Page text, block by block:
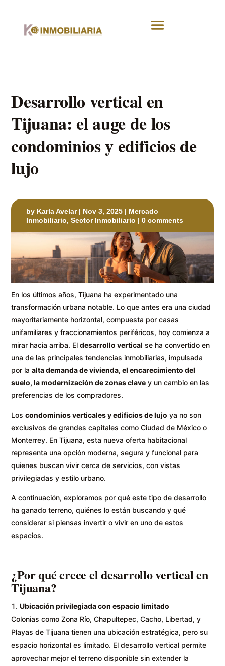
Desarrollo vertical en
Tijuana: el auge de los
condominios y edificios de
lujo
by Karla Avelar| Nov 3, 2025 | Mercado
Inmobiliario,Sector Inmobiliario |0 comments
En los últimos años, Tijuana ha experimentado una
transformación urbana notable. Lo que antes era una ciudad
mayoritariamente horizontal, compuesta por casas
unifamiliares y fraccionamientos periféricos, hoy comienza a
mirar hacia arriba. Eldesarrollo vertical se ha convertido en
una de las principales tendencias inmobiliarias, impulsada
por laalta demanda de vivienda, el encarecimiento del
suelo, la modernización de zonas clave y un cambio en las
preferencias de los compradores.
Loscondominios verticales y edificios de lujo ya no son
exclusivos de grandes capitales como Ciudad de México o
Monterrey. En Tijuana, esta nueva oferta habitacional
representa una opción moderna, segura y funcional para
quienes buscan vivir cerca de servicios, con vistas
privilegiadas y estilo urbano.
A continuación, exploramos por qué este tipo de desarrollo
ha ganado terreno, quiénes lo están buscando y qué
considerar si piensas invertir o vivir en uno de estos
espacios.
¿Por qué crece el desarrollo vertical en
Tijuana?
Ubicación privilegiada con espacio limitado
Colonias como Zona Río, Chapultepec, Cacho, Libertad, y
Playas de Tijuana tienen una ubicación estratégica, pero su
espacio horizontal es limitado. El desarrollo vertical permite
aprovechar mejor el terreno disponible sin extender la